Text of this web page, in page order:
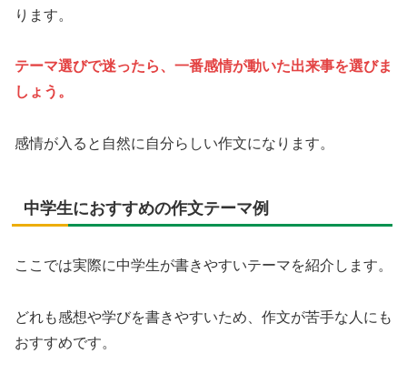
ります。
テーマ選びで迷ったら、一番感情が動いた出来事を選びま
しょう。
感情が入ると自然に自分らしい作文になります。
中学生におすすめの作文テーマ例
ここでは実際に中学生が書きやすいテーマを紹介します。
どれも感想や学びを書きやすいため、作文が苦手な人にも
おすすめです。